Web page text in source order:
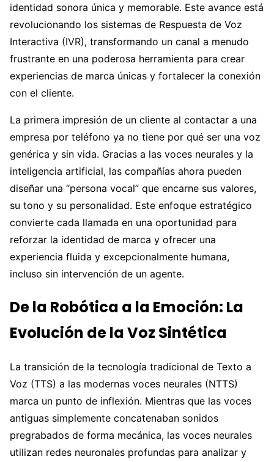
identidad sonora única y memorable. Este avance está
revolucionando los sistemas de Respuesta de Voz
Interactiva (IVR), transformando un canal a menudo
frustrante en una poderosa herramienta para crear
experiencias de marca únicas y fortalecer la conexión
con el cliente.
La primera impresión de un cliente al contactar a una
empresa por teléfono ya no tiene por qué ser una voz
genérica y sin vida. Gracias a las voces neurales y la
inteligencia artificial, las compañías ahora pueden
diseñar una “persona vocal” que encarne sus valores,
su tono y su personalidad. Este enfoque estratégico
convierte cada llamada en una oportunidad para
reforzar la identidad de marca y ofrecer una
experiencia fluida y excepcionalmente humana,
incluso sin intervención de un agente.
De la Robótica a la Emoción: La
Evolución de la Voz Sintética
La transición de la tecnología tradicional de Texto a
Voz (TTS) a las modernas voces neurales (NTTS)
marca un punto de inflexión. Mientras que las voces
antiguas simplemente concatenaban sonidos
pregrabados de forma mecánica, las voces neurales
utilizan redes neuronales profundas para analizar y